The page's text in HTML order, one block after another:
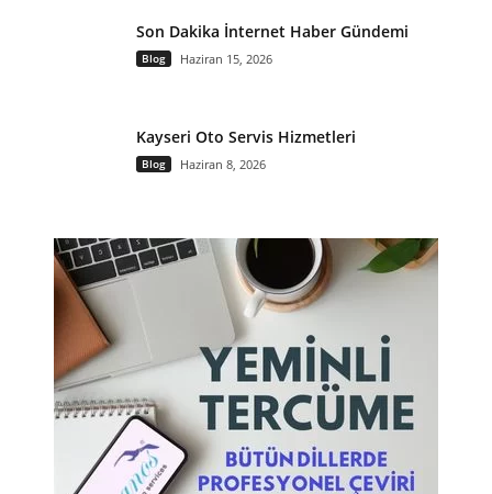
Son Dakika İnternet Haber Gündemi
Blog Haziran 15, 2026
Kayseri Oto Servis Hizmetleri
Blog Haziran 8, 2026